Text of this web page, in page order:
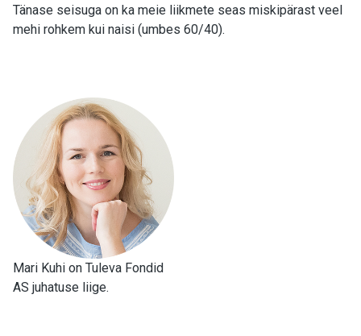
Tänase seisuga on ka meie liikmete seas miskipärast veel
mehi rohkem kui naisi (umbes 60/40).
Mari Kuhi on Tuleva Fondid
AS juhatuse liige.